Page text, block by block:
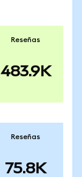
Reseñas
483.9K
Reseñas
75.8K